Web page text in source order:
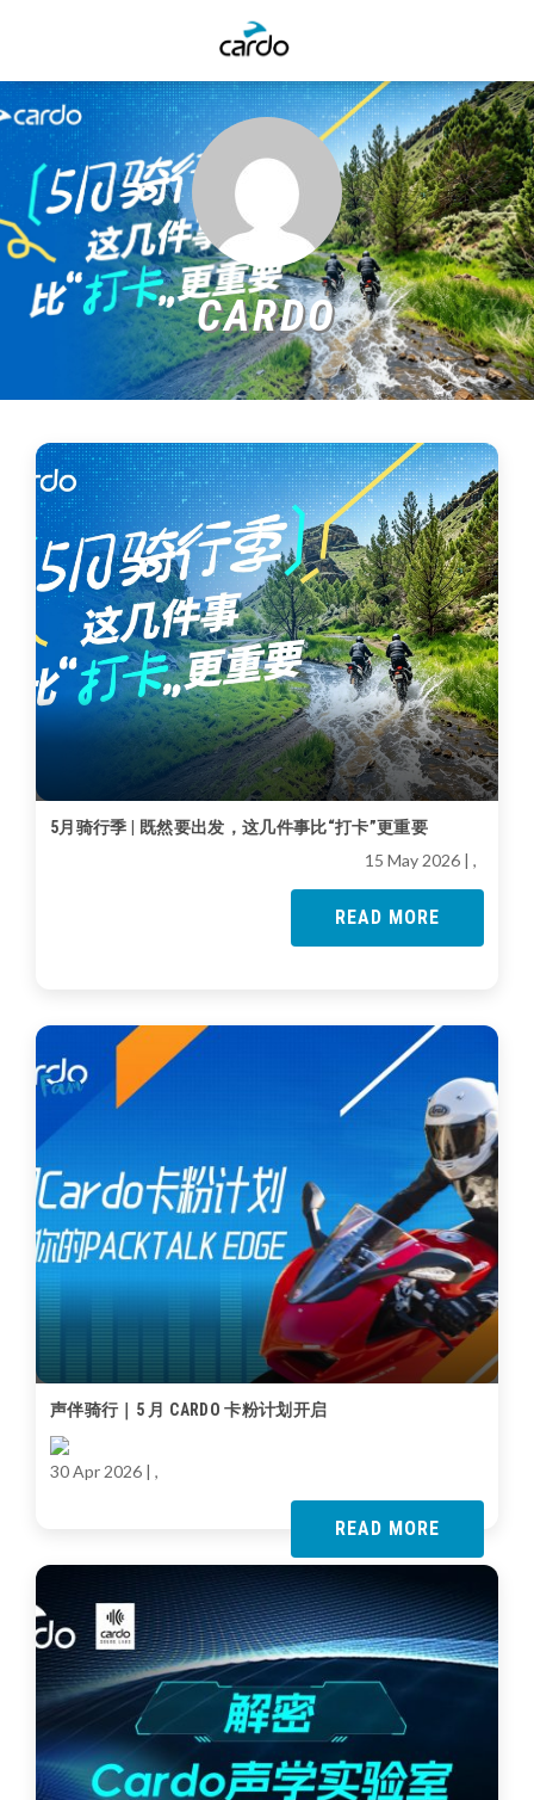
CARDO
5月骑行季 | 既然要出发，这几件事比“打卡”更重要
15 May 2026 | ,
READ MORE
声伴骑行｜5 月 CARDO 卡粉计划开启
30 Apr 2026 | ,
READ MORE